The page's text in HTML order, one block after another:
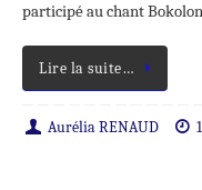
participé au chant
Lire la suite…
Aurélia RENAUD